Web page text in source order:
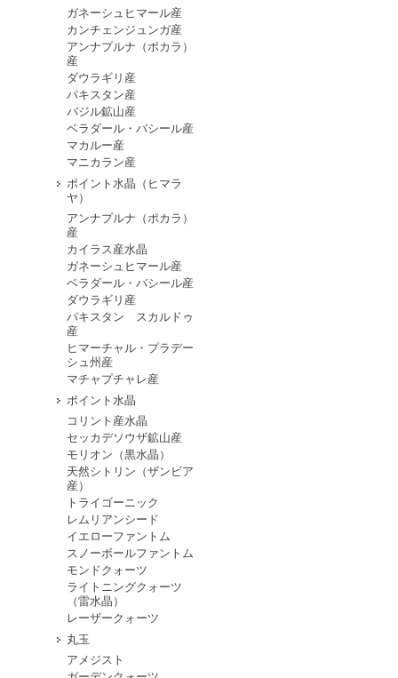
ガネーシュヒマール産
カンチェンジュンガ産
アンナプルナ（ポカラ）
産
ダウラギリ産
パキスタン産
バジル鉱山産
ベラダール・バシール産
マカルー産
マニカラン産
ポイント水晶（ヒマラ
ヤ）
アンナプルナ（ポカラ）
産
カイラス産水晶
ガネーシュヒマール産
ベラダール・バシール産
ダウラギリ産
パキスタン スカルドゥ
産
ヒマーチャル・プラデー
シュ州産
マチャプチャレ産
ポイント水晶
コリント産水晶
セッカデソウザ鉱山産
モリオン（黒水晶）
天然シトリン（ザンビア
産）
トライゴーニック
レムリアンシード
イエローファントム
スノーボールファントム
モンドクォーツ
ライトニングクォーツ
（雷水晶）
レーザークォーツ
丸玉
アメジスト